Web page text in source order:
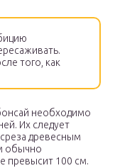
того, как
необходимо
Их следует
древесным
обычно
превысит 100 см.